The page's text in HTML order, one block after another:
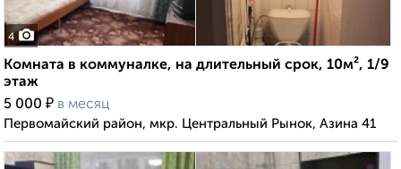
4
Комната в коммуналке, на длительный срок, 10м², 1/9
этаж
5 000 ₽ в месяц
Первомайский район, мкр. Центральный Рынок, Азина 41